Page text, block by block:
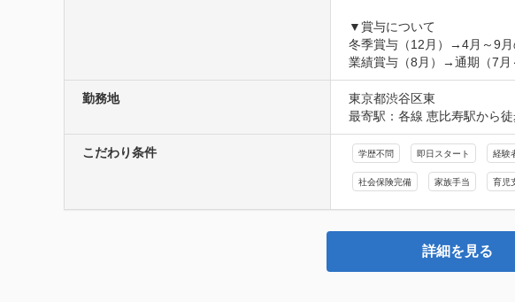
▼賞与について
冬季賞与（12月）→4月～9
業績賞与（8月）→通期（7月
勤務地
東京都渋谷区東
最寄駅：各線 恵比寿駅から
こだわり条件 学歴不問 即日スタート 経験
社会保険完備 家族手当 育児
詳細を見る